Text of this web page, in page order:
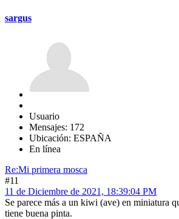
sargus
Usuario
Mensajes: 172
Ubicación: ESPAÑA
En línea
Re:Mi primera mosca
#11
11 de Diciembre de 2021, 18:39:04 PM
Se parece más a un kiwi (ave) en miniatura
tiene buena pinta.